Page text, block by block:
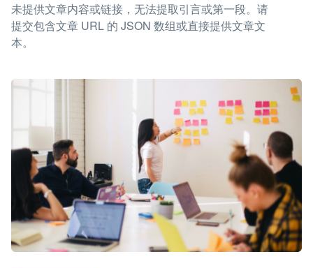
未提供文章内容或链接，无法提取引言或第一段。请
提交包含文章 URL 的 JSON 数组或直接提供文章文
本。